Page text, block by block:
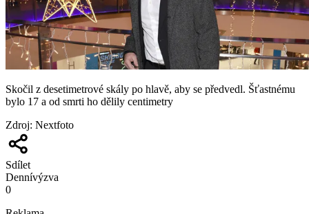
Skočil z desetimetrové skály po hlavě, aby se předvedl. Šťastnému
bylo 17 a od smrti ho dělily centimetry
Zdroj: Nextfoto
Sdílet
Dennívýzva
0